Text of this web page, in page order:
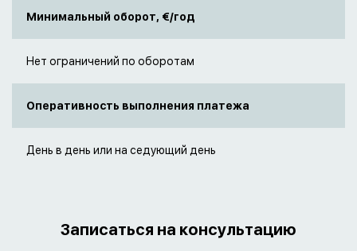
Минимальный оборот, €/год
Нет ограничений по оборотам
Оперативность выполнения платежа
День в день или на седующий день
Записаться на консультацию